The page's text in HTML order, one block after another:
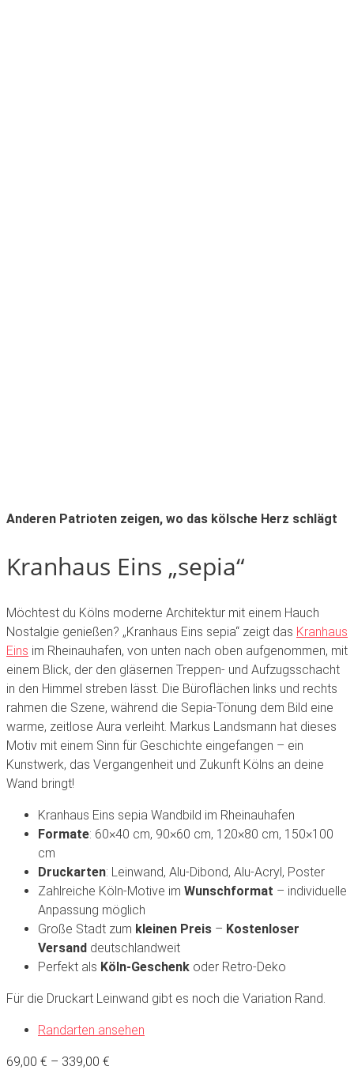
Anderen Patrioten zeigen, wo das kölsche Herz schlägt
Kranhaus Eins „sepia“
Möchtest du Kölns moderne Architektur mit einem Hauch
Nostalgie genießen? „Kranhaus Eins sepia“ zeigt das Kranhaus
Eins im Rheinauhafen, von unten nach oben aufgenommen, mit
einem Blick, der den gläsernen Treppen- und Aufzugsschacht
in den Himmel streben lässt. Die Büroflächen links und rechts
rahmen die Szene, während die Sepia-Tönung dem Bild eine
warme, zeitlose Aura verleiht. Markus Landsmann hat dieses
Motiv mit einem Sinn für Geschichte eingefangen – ein
Kunstwerk, das Vergangenheit und Zukunft Kölns an deine
Wand bringt!
Kranhaus Eins sepia Wandbild im Rheinauhafen
Formate: 60×40 cm, 90×60 cm, 120×80 cm, 150×100
cm
Druckarten: Leinwand, Alu-Dibond, Alu-Acryl, Poster
Zahlreiche Köln-Motive im Wunschformat – individuelle
Anpassung möglich
Große Stadt zum kleinen Preis – Kostenloser
Versand deutschlandweit
Perfekt als Köln-Geschenk oder Retro-Deko
Für die Druckart Leinwand gibt es noch die Variation Rand.
Randarten ansehen
69,00 € – 339,00 €